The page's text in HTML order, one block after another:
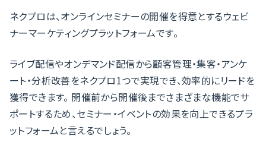
ネクプロは、オンラインセミナーの開催を得意とするウェビ
ナーマーケティングプラットフォームです。
ライブ配信やオンデマンド配信から顧客管理・集客・アンケ
ート・分析改善をネクプロ1つで実現でき、効率的にリードを
獲得できます。 開催前から開催後までさまざまな機能でサ
ポートするため、セミナー・イベントの効果を向上できるプラ
ットフォームと言えるでしょう。